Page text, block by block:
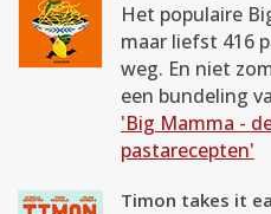
Het populaire
maar liefst 416
weg. En niet
een bundeling
'Big Mamma -
pastarecepten'
Timon takes it